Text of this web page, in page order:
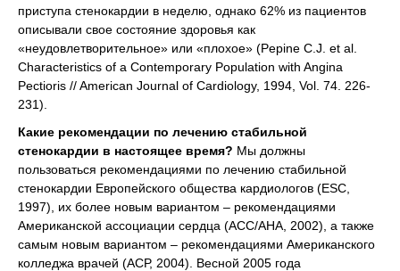
приступа стенокардии в неделю, однако 62% из пациентов
описывали свое состояние здоровья как
«неудовлетворительное» или «плохое» (Pepine C.J. et al.
Characteristics of a Contemporary Population with Angina
Pectioris // American Journal of Cardiology, 1994, Vol. 74. 226-
231).
Какие рекомендации по лечению стабильной
стенокардии в настоящее время? Мы должны
пользоваться рекомендациями по лечению стабильной
стенокардии Европейского общества кардиологов (ESC,
1997), их более новым вариантом – рекомендациями
Американской ассоциации сердца (АСС/АНА, 2002), а также
самым новым вариантом – рекомендациями Американского
колледжа врачей (АСР, 2004). Весной 2005 года